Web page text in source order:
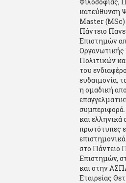
κατεύθυνση
Master (MSc)
Πάντειο
Επιστημών
Οργανωτικής
Πολιτικών
του
ευδαιμονία,
η ομαδική
συμπεριφορά.
και ελληνικά
πρωτότυπες
στο Πάντειο
Επιστημών,
και στην
Εταιρείας